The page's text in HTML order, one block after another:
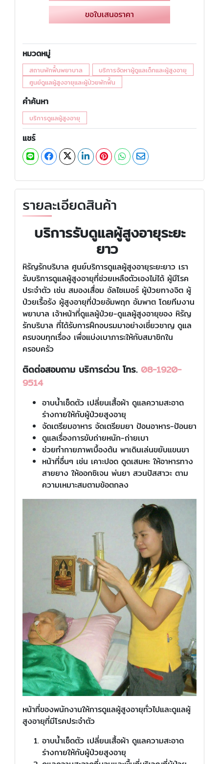
ขอใบเสนอราคา
หมวดหมู่
สถานพักฟื้นพยาบาล
บริการจัดหาผู้ดูแลเด็กและผู้สูงอายุ
ศูนย์ดูแลผู้สูงอายุและผู้ป่วยพักฟื้น
คำค้นหา
บริการดูแลผู้สูงอายุ
แชร์
รายละเอียดสินค้า
บริการรับดูแลผู้สูงอายุระยะ
ยาว
หิรัญรักบริบาล ศูนย์บริการดูแลผู้สูงอายุระยะยาว เรา
รับบริการดูแลผู้สูงอายุที่ช่วยเหลือตัวเองไม่ได้ ผู้มีโรค
ประจำตัว เช่น สมองเสื่อม อัลไซเมอร์ ผู้ป่วยทางจิต ผู้
ป่วยเรื้อรัง ผู้สูงอายุที่ป่วยอัมพฤก อัมพาต โดยทีมงาน
พยาบาล เจ้าหน้าที่ดูแลผู้ป่วย-ดูแลผู้สูงอายุของ หิรัญ
รักบริบาล ที่ได้รับการฝึกอบรมมาอย่างเชี่ยวชาญ ดูแล
ครบจบทุกเรื่อง เพื่อแบ่งเบาภาระให้กับสมาชิกใน
ครอบครัว
ติดต่อสอบถาม บริการด่วน โทร. 08-1920-
9514
อาบน้ำเช็ดตัว เปลี่ยนเสื้อผ้า ดูแลความสะอาด
ร่างกายให้กับผู้ป่วยสูงอายุ
จัดเตรียมอาหาร จัดเตรียมยา ป้อนอาหาร-ป้อนยา
ดูแลเรื่องการขับถ่ายหนัก-ถ่ายเบา
ช่วยทำกายภาพเบื้องต้น พาเดินเล่นขยับแขนขา
หน้าที่อื่นๆ เช่น เคาะปอด ดูดเสมหะ ให้อาหารทาง
สายยาง ให้ออกซิเจน พ่นยา สวนปัสสาวะ ตาม
ความเหมาะสมตามข้อตกลง
หน้าที่ของพนักงานให้การดูแลผู้สูงอายุทั่วไปและดูแลผู้
สูงอายุที่มีโรคประจำตัว
อาบน้ำเช็ดตัว เปลี่ยนเสื้อผ้า ดูแลความสะอาด
ร่างกายให้กับผู้ป่วยสูงอายุ